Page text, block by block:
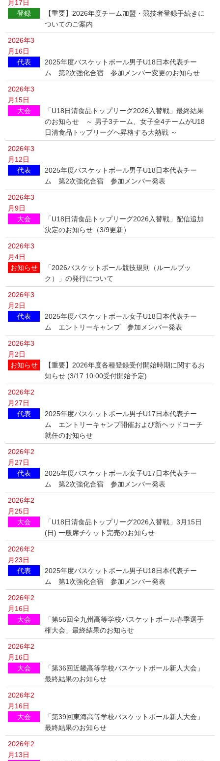
月17日
登録
【重要】2026年度チーム加盟・競技者登録手続きに
ついてのご案内
2026年3
月16日
代表
2025年度バスケットボール男子U18日本代表チー
ム 第2次強化合宿 参加メンバー変更のお知らせ
2026年3
月15日
大会
「U18日清食品トップリーグ2026入替戦」最終結果
のお知らせ ～ 男子3チーム、女子全4チームがU18
日清食品トップリーグへ昇格する大熱戦 ～
2026年3
月12日
代表
2025年度バスケットボール男子U18日本代表チー
ム 第2次強化合宿 参加メンバー発表
2026年3
月9日
大会
「U18日清食品トップリーグ2026入替戦」配信追加
決定のお知らせ（3/9更新）
2026年3
月4日
お知らせ
「2026バスケットボール競技規則（ルールブッ
ク）」の発行について
2026年3
月2日
代表
2025年度バスケットボール女子U18日本代表チー
ム エントリーキャンプ 参加メンバー発表
2026年3
月2日
お知らせ
【重要】2026年度各種登録受付開始時期に関するお
知らせ (3/17 10:00受付開始予定)
2026年2
月27日
代表
2025年度バスケットボール男子U17日本代表チー
ム エントリーキャンプ開催および新ヘッドコーチ
就任のお知らせ
2026年2
月27日
代表
2025年度バスケットボール女子U17日本代表チー
ム 第2次強化合宿 参加メンバー発表
2026年2
月25日
大会
「U18日清食品トップリーグ2026入替戦」3月15日
(日) 一般席チケット完売のお知らせ
2026年2
月23日
代表
2025年度バスケットボール男子U18日本代表チー
ム 第1次強化合宿 参加メンバー発表
2026年2
月16日
大会
「第56回全九州高等学校バスケットボール春季選手
権大会」最終結果のお知らせ
2026年2
月16日
大会
「第36回近畿高等学校バスケットボール新人大会」
最終結果のお知らせ
2026年2
月16日
大会
「第39回東海高等学校バスケットボール新人大会」
最終結果のお知らせ
2026年2
月13日